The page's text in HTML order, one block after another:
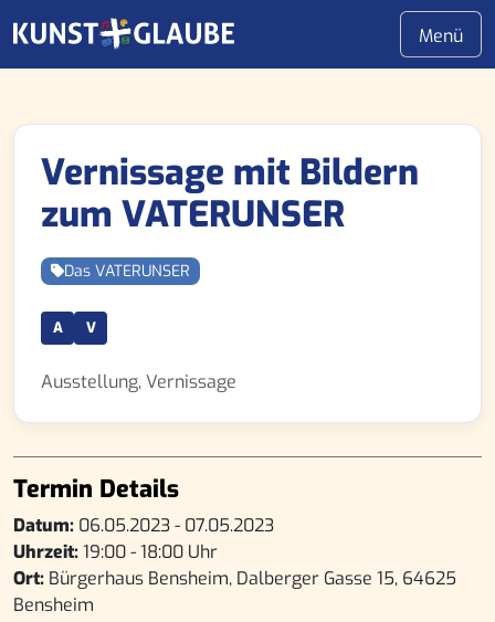
to
content
Menü
Vernissage mit Bildern
zum VATERUNSER
Das VATERUNSER
A V
Ausstellung, Vernissage
Termin Details
Datum: 06.05.2023 - 07.05.2023
Uhrzeit:19:00 - 18:00 Uhr
Ort: Bürgerhaus Bensheim, Dalberger Gasse 15, 64625
Bensheim